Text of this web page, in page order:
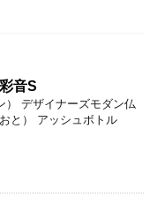
音S
） デザイナーズモダン仏
と） アッシュボトル